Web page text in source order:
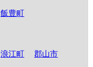
飯豊町
浪江町 郡山市